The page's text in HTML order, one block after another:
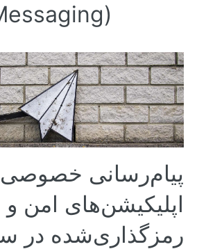
پیام‌رسانی خصوصی
اپلیکیشن‌های امن و
رمزگذاری‌شده در سال